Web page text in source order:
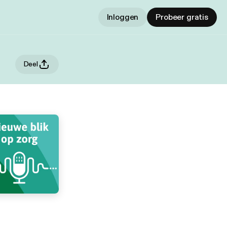
Inloggen Probeer gratis
Deel